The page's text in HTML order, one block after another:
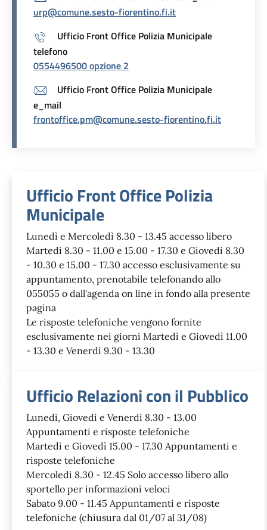
urp@comune.sesto-fiorentino.fi.it
Ufficio Front Office Polizia Municipale
telefono
0554496500 opzione 2
Ufficio Front Office Polizia Municipale
e_mail
frontoffice.pm@comune.sesto-fiorentino.fi.it
Unità organizzativa
Ufficio Front Office Polizia
Municipale
Lunedì e Mercoledì 8.30 - 13.45 accesso libero
Martedì 8.30 - 11.00 e 15.00 - 17.30 e Giovedì 8.30
- 10.30 e 15.00 - 17.30 accesso esclusivamente su
appuntamento, prenotabile telefonando allo
055055 o dall'agenda on line in fondo alla presente
pagina
Le risposte telefoniche vengono fornite
esclusivamente nei giorni Martedì e Giovedì 11.00
- 13.30 e Venerdì 9.30 - 13.30
Ufficio Relazioni con il Pubblico
Lunedì, Giovedì e Venerdì 8.30 - 13.00
Appuntamenti e risposte telefoniche
Martedì e Giovedì 15.00 - 17.30 Appuntamenti e
risposte telefoniche
Mercoledì 8.30 - 12.45 Solo accesso libero allo
sportello per informazioni veloci
Sabato 9.00 - 11.45 Appuntamenti e risposte
telefoniche (chiusura dal 01/07 al 31/08)